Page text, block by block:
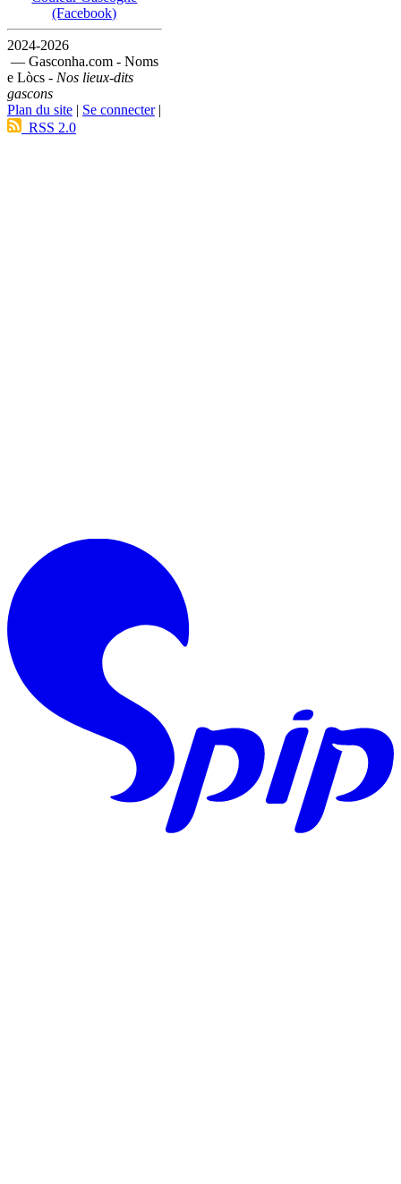
(Facebook)
2024-2026
— Gasconha.com - Noms
e Lòcs - Nos lieux-dits
gascons
Plan du site | Se connecter|
RSS 2.0